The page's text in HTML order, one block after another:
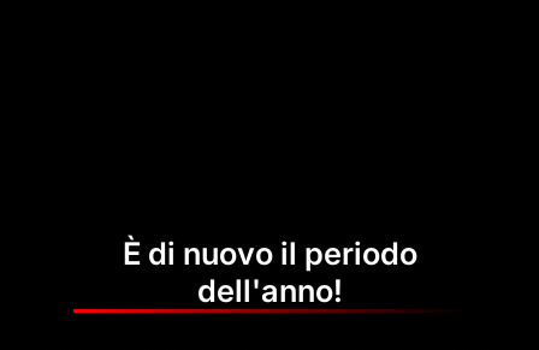
È di nuovo il periodo
dell'anno!